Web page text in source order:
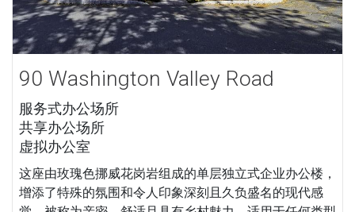
90 Washington Valley Road
服务式办公场所
共享办公场所
虚拟办公室
这座由玫瑰色挪威花岗岩组成的单层独立式企业办公楼，
增添了特殊的氛围和令人印象深刻且久负盛名的现代感